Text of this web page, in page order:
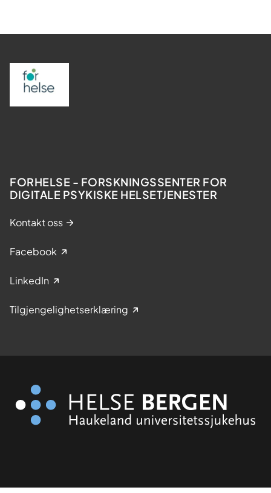
FORHELSE - FORSKNINGSSENTER FOR
DIGITALE PSYKISKE HELSETJENESTER
Kontakt oss
Facebook
LinkedIn
Tilgjengelighetserklæring